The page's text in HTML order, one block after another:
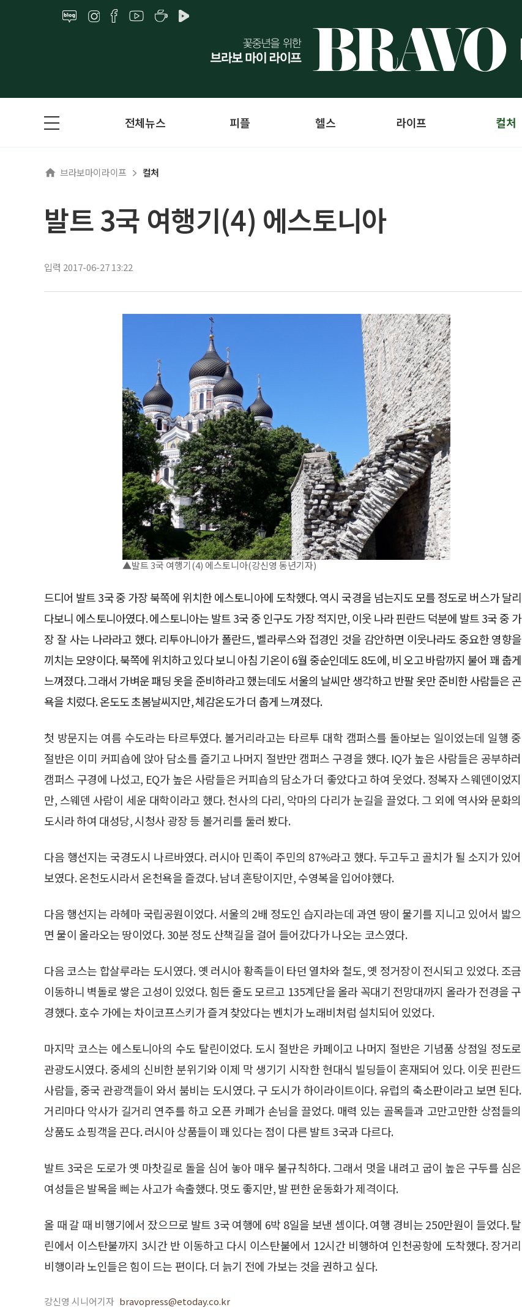
전체뉴스 피플 헬스 라이프 컬처
브라보마이라이프 컬처
발트 3국 여행기(4) 에스토니아
입력 2017-06-27 13:22
▲발트 3국 여행기(4) 에스토니아(강신영 동년기자)
드디어 발트 3국 중 가장 북쪽에 위치한 에스토니아에 도착했다. 역시 국경을 넘는지도 모를 정도로 버스가 달리
다보니 에스토니아였다. 에스토니아는 발트 3국 중 인구도 가장 적지만, 이웃 나라 핀란드 덕분에 발트 3국 중 가
장 잘 사는 나라라고 했다. 리투아니아가 폴란드, 벨라루스와 접경인 것을 감안하면 이웃나라도 중요한 영향을
끼치는 모양이다. 북쪽에 위치하고 있다 보니 아침 기온이 6월 중순인데도 8도에, 비 오고 바람까지 불어 꽤 춥게
느껴졌다. 그래서 가벼운 패딩 옷을 준비하라고 했는데도 서울의 날씨만 생각하고 반팔 옷만 준비한 사람들은 곤
욕을 치렀다. 온도도 초봄날씨지만, 체감온도가 더 춥게 느껴졌다.
첫 방문지는 여름 수도라는 타르투였다. 볼거리라고는 타르투 대학 캠퍼스를 돌아보는 일이었는데 일행 중
절반은 이미 커피숍에 앉아 담소를 즐기고 나머지 절반만 캠퍼스 구경을 했다. IQ가 높은 사람들은 공부하러
캠퍼스 구경에 나섰고, EQ가 높은 사람들은 커피숍의 담소가 더 좋았다고 하여 웃었다. 정복자 스웨덴이었지
만, 스웨덴 사람이 세운 대학이라고 했다. 천사의 다리, 악마의 다리가 눈길을 끌었다. 그 외에 역사와 문화의
도시라 하여 대성당, 시청사 광장 등 볼거리를 둘러 봤다.
다음 행선지는 국경도시 나르바였다. 러시아 민족이 주민의 87%라고 했다. 두고두고 골치가 될 소지가 있어
보였다. 온천도시라서 온천욕을 즐겼다. 남녀 혼탕이지만, 수영복을 입어야했다.
다음 행선지는 라헤마 국립공원이었다. 서울의 2배 정도인 습지라는데 과연 땅이 물기를 지니고 있어서 밟으
면 물이 올라오는 땅이었다. 30분 정도 산책길을 걸어 들어갔다가 나오는 코스였다.
다음 코스는 합살루라는 도시였다. 옛 러시아 황족들이 타던 열차와 철도, 옛 정거장이 전시되고 있었다. 조금
이동하니 벽돌로 쌓은 고성이 있었다. 힘든 줄도 모르고 135계단을 올라 꼭대기 전망대까지 올라가 전경을 구
경했다. 호수 가에는 차이코프스키가 즐겨 찾았다는 벤치가 노래비처럼 설치되어 있었다.
마지막 코스는 에스토니아의 수도 탈린이었다. 도시 절반은 카페이고 나머지 절반은 기념품 상점일 정도로
관광도시였다. 중세의 신비한 분위기와 이제 막 생기기 시작한 현대식 빌딩들이 혼재되어 있다. 이웃 핀란드
사람들, 중국 관광객들이 와서 붐비는 도시였다. 구 도시가 하이라이트이다. 유럽의 축소판이라고 보면 된다.
거리마다 악사가 길거리 연주를 하고 오픈 카페가 손님을 끌었다. 매력 있는 골목들과 고만고만한 상점들의
상품도 쇼핑객을 끈다. 러시아 상품들이 꽤 있다는 점이 다른 발트 3국과 다르다.
발트 3국은 도로가 옛 마찻길로 돌을 심어 놓아 매우 불규칙하다. 그래서 멋을 내려고 굽이 높은 구두를 심은
여성들은 발목을 삐는 사고가 속출했다. 멋도 좋지만, 발 편한 운동화가 제격이다.
올 때 갈 때 비행기에서 잤으므로 발트 3국 여행에 6박 8일을 보낸 셈이다. 여행 경비는 250만원이 들었다. 탈
린에서 이스탄불까지 3시간 반 이동하고 다시 이스탄불에서 12시간 비행하여 인천공항에 도착했다. 장거리
비행이라 노인들은 힘이 드는 편이다. 더 늙기 전에 가보는 것을 권하고 싶다.
강신영 시니어기자 bravopress@etoday.co.kr